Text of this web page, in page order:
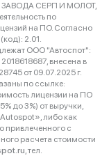
СЕРП И МОЛОТ,
по
на ПО. Согласно
2.01.
ООО "Автоспот":
внесена в
от 09.07.2025 г.
по ссылке:
лицензии на ПО
до 3%) от выручки,
либо как
привлеченного с
расчета стоимости
, тел.